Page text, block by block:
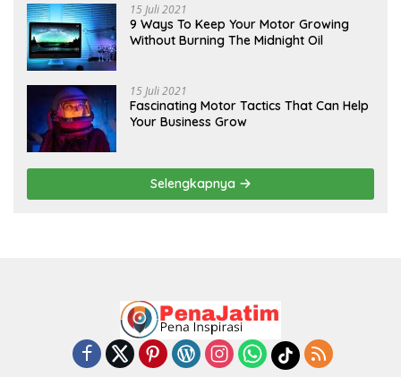
15 Juli 2021
9 Ways To Keep Your Motor Growing
Without Burning The Midnight Oil
15 Juli 2021
Fascinating Motor Tactics That Can Help
Your Business Grow
Selengkapnya